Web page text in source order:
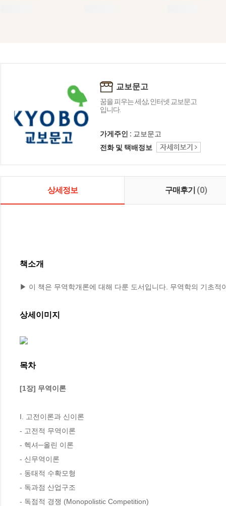
교보문고
꿈을 피우는 세상, 인터넷 교보문고
입니다.
가게주인 : 교보문고
전화 및 택배정보
상세정보 구매후기 (0)
책소개
▶ 이 책은 무역학개론에 대해 다룬 도서입니다. 무역학의 기초적
상세이미지
목차
[1장] 무역이론
I. 고전이론과 신이론
- 고전적 무역이론
- 헥셔─올린 이론
- 신무역이론
- 동태적 수확모형
- 독과점 산업구조
- 독점적 경쟁 (Monopolistic Competition)